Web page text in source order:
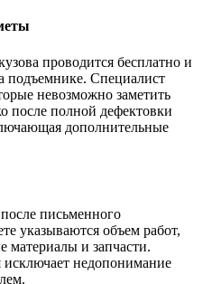
проводится бесплатно и
подъемнике. Специалист
невозможно заметить
после полной дефектовки
дополнительные
письменного
указываются объем работ,
материалы и запчасти.
исключает недопонимание